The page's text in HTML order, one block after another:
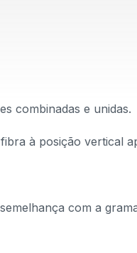
combinadas e unidas.
à posição vertical
com a